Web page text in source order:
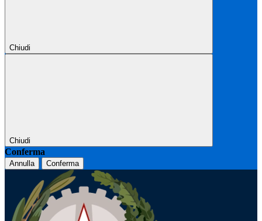
Chiudi
Chiudi
Conferma
Annulla Conferma